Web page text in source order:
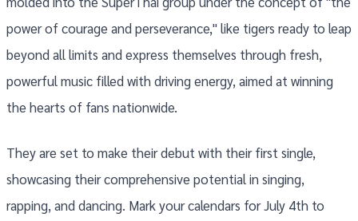
power of courage and perseverance," like tigers ready to leap
beyond all limits and express themselves through fresh,
powerful music filled with driving energy, aimed at winning
the hearts of fans nationwide.
They are set to make their debut with their first single,
showcasing their comprehensive potential in singing,
rapping, and dancing. Mark your calendars for July 4th to